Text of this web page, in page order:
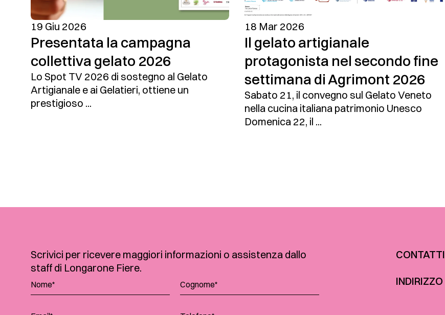
19 Giu 2026
Presentata la campagna
collettiva gelato 2026
Lo Spot TV 2026 di sostegno al Gelato
Artigianale e ai Gelatieri, ottiene un
prestigioso ...
18 Mar 2026
Il gelato artigianale
protagonista nel secondo fine
settimana di Agrimont 2026
Sabato 21, il convegno sul Gelato Veneto
nella cucina italiana patrimonio Unesco
Domenica 22, il ...
Scrivici per ricevere maggiori informazioni o assistenza dallo
staff di Longarone Fiere.
CONTATTI
INDIRIZZO